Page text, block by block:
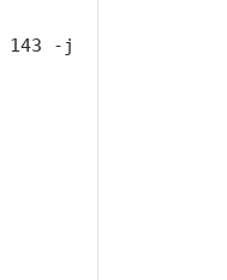
-j